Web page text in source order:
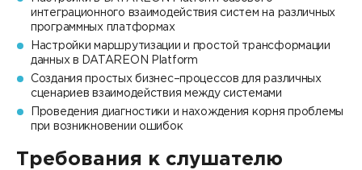
интеграционного взаимодействия систем на различных
программных платформах
Настройки маршрутизации и простой трансформации
данных в DATAREON Platform
Создания простых бизнес–процессов для различных
сценариев взаимодействия между системами
Проведения диагностики и нахождения корня проблемы
при возникновении ошибок
Требования к слушателю